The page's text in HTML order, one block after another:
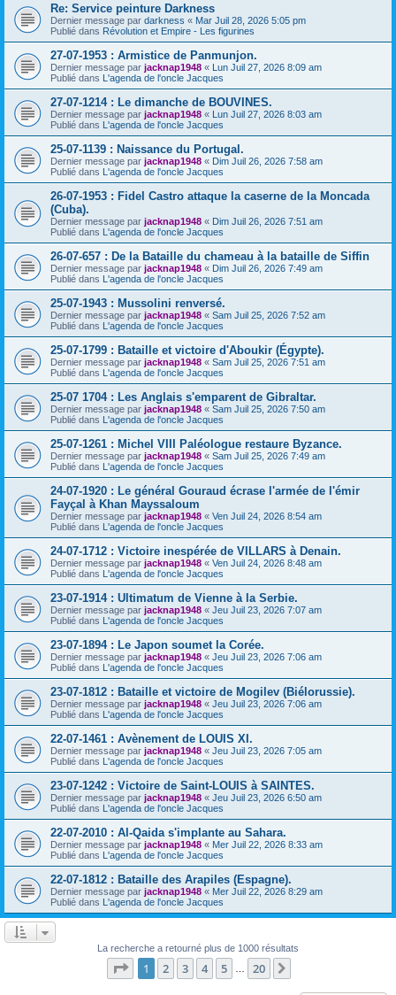
Re: Service peinture Darkness
Dernier message par darkness « Mar Juil 28, 2026 5:05 pm
Publié dans Révolution et Empire - Les figurines
27-07-1953 : Armistice de Panmunjon.
Dernier message par jacknap1948 « Lun Juil 27, 2026 8:09 am
Publié dans L'agenda de l'oncle Jacques
27-07-1214 : Le dimanche de BOUVINES.
Dernier message par jacknap1948 « Lun Juil 27, 2026 8:03 am
Publié dans L'agenda de l'oncle Jacques
25-07-1139 : Naissance du Portugal.
Dernier message par jacknap1948 « Dim Juil 26, 2026 7:58 am
Publié dans L'agenda de l'oncle Jacques
26-07-1953 : Fidel Castro attaque la caserne de la Moncada
(Cuba).
Dernier message par jacknap1948 « Dim Juil 26, 2026 7:51 am
Publié dans L'agenda de l'oncle Jacques
26-07-657 : De la Bataille du chameau à la bataille de Siffin
Dernier message par jacknap1948 « Dim Juil 26, 2026 7:49 am
Publié dans L'agenda de l'oncle Jacques
25-07-1943 : Mussolini renversé.
Dernier message par jacknap1948 « Sam Juil 25, 2026 7:52 am
Publié dans L'agenda de l'oncle Jacques
25-07-1799 : Bataille et victoire d'Aboukir (Égypte).
Dernier message par jacknap1948 « Sam Juil 25, 2026 7:51 am
Publié dans L'agenda de l'oncle Jacques
25-07 1704 : Les Anglais s'emparent de Gibraltar.
Dernier message par jacknap1948 « Sam Juil 25, 2026 7:50 am
Publié dans L'agenda de l'oncle Jacques
25-07-1261 : Michel VIII Paléologue restaure Byzance.
Dernier message par jacknap1948 « Sam Juil 25, 2026 7:49 am
Publié dans L'agenda de l'oncle Jacques
24-07-1920 : Le général Gouraud écrase l'armée de l'émir
Fayçal à Khan Mayssaloum
Dernier message par jacknap1948 « Ven Juil 24, 2026 8:54 am
Publié dans L'agenda de l'oncle Jacques
24-07-1712 : Victoire inespérée de VILLARS à Denain.
Dernier message par jacknap1948 « Ven Juil 24, 2026 8:48 am
Publié dans L'agenda de l'oncle Jacques
23-07-1914 : Ultimatum de Vienne à la Serbie.
Dernier message par jacknap1948 « Jeu Juil 23, 2026 7:07 am
Publié dans L'agenda de l'oncle Jacques
23-07-1894 : Le Japon soumet la Corée.
Dernier message par jacknap1948 « Jeu Juil 23, 2026 7:06 am
Publié dans L'agenda de l'oncle Jacques
23-07-1812 : Bataille et victoire de Mogilev (Biélorussie).
Dernier message par jacknap1948 « Jeu Juil 23, 2026 7:06 am
Publié dans L'agenda de l'oncle Jacques
22-07-1461 : Avènement de LOUIS XI.
Dernier message par jacknap1948 « Jeu Juil 23, 2026 7:05 am
Publié dans L'agenda de l'oncle Jacques
23-07-1242 : Victoire de Saint-LOUIS à SAINTES.
Dernier message par jacknap1948 « Jeu Juil 23, 2026 6:50 am
Publié dans L'agenda de l'oncle Jacques
22-07-2010 : Al-Qaida s'implante au Sahara.
Dernier message par jacknap1948 « Mer Juil 22, 2026 8:33 am
Publié dans L'agenda de l'oncle Jacques
22-07-1812 : Bataille des Arapiles (Espagne).
Dernier message par jacknap1948 « Mer Juil 22, 2026 8:29 am
Publié dans L'agenda de l'oncle Jacques
La recherche a retourné plus de 1000 résultats
Page 1sur20
1 2 3 4 5 20